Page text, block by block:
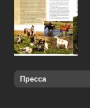
Пресса